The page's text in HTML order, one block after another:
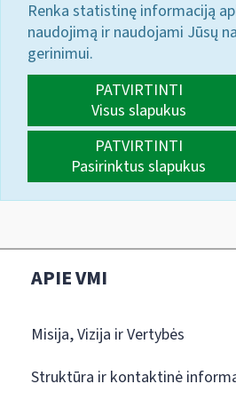
Renka statistinę informaciją
naudojimą ir naudojami Jūsų
gerinimui.
PATVIRTINTI
Visus slapukus
PATVIRTINTI
Pasirinktus slapukus
APIE VMI
Misija, Vizija ir Vertybės
Struktūra ir kontaktinė